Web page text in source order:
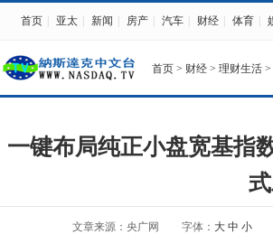
首页 亚太 新闻 房产 汽车 财经 体育
首页 > 财经 > 理财生活 >
一键布局纯正小盘宽基指
文章来源：央广网 字体： 大 中 小